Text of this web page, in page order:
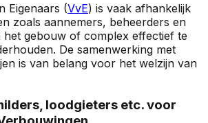
Eigenaars (VvE) is vaak afhankelijk
zoals aannemers, beheerders en
het gebouw of complex effectief te
De samenwerking met
is van belang voor het welzijn van
loodgieters etc. voor